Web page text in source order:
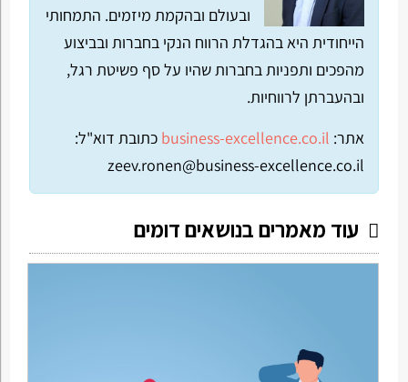
ובעולם ובהקמת מיזמים. התמחותי
הייחודית היא בהגדלת הרווח הנקי בחברות ובביצוע
מהפכים ותפניות בחברות שהיו על סף פשיטת רגל,
ובהעברתן לרווחיות.
אתר: business-excellence.co.il כתובת דוא"ל:
zeev.ronen@business-excellence.co.il
עוד מאמרים בנושאים דומים